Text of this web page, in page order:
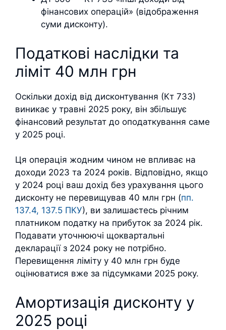
фінансових операцій» (відображення
суми дисконту).
Податкові наслідки та
ліміт 40 млн грн
Оскільки дохід від дисконтування (Кт 733)
виникає у травні 2025 року, він збільшує
фінансовий результат до оподаткування саме
у 2025 році.
Ця операція жодним чином не впливає на
доходи 2023 та 2024 років. Відповідно, якщо
у 2024 році ваш дохід без урахування цього
дисконту не перевищував 40 млн грн (пп.
137.4, 137.5 ПКУ), ви залишаєтесь річним
платником податку на прибуток за 2024 рік.
Подавати уточнюючі щоквартальні
декларації з 2024 року не потрібно.
Перевищення ліміту у 40 млн грн буде
оцінюватися вже за підсумками 2025 року.
Амортизація дисконту у
2025 році